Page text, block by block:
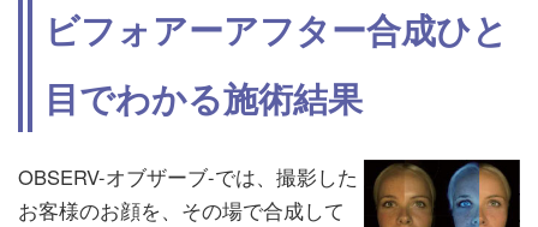
ビフォアーアフター合成ひと
目でわかる施術結果
OBSERV-オブザーブ-では、撮影した
お客様のお顔を、その場で合成して